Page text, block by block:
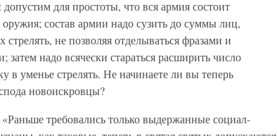
для простоты, что вся армия состоит
состав армии надо сузить до суммы лиц,
не позволяя отделываться фразами и
надо всячески стараться расширить число
в уменье стрелять. Не начинаете ли вы теперь
новоискровцы?
требовались только выдержанные социал-